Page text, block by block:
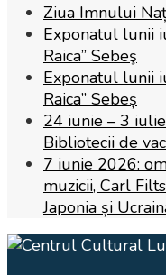
Ziua Imnului
Exponatul lunii
Raica” Sebeş
Exponatul lunii
Raica” Sebeș
24 iunie – 3
Bibliotecii de
7 iunie 2026:
muzicii, Carl
Japonia și